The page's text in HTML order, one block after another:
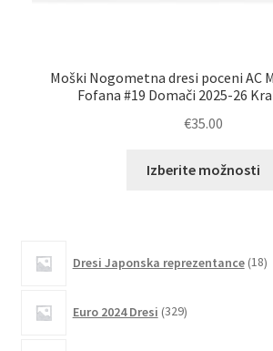
Moški Nogometna dresi poceni AC
Fofana #19 Domači 2025-26
€35.00
Izberite možnosti
Dresi Japonska reprezentance 18
Euro 2024 Dresi 329izdelkov